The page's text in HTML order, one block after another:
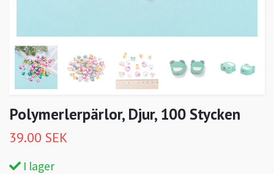
Polymerlerpärlor, Djur, 100 Stycken
39.00 SEK
I lager